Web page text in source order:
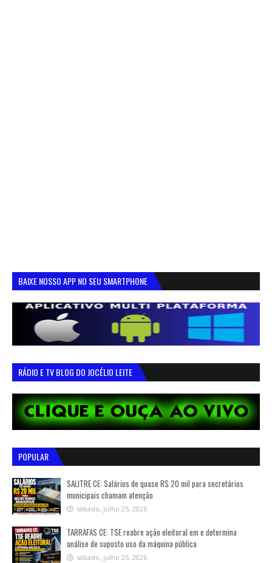
BAIXE NOSSO APP NO SEU SMARTPHONE
RÁDIO E TV BLOG DO JOCÉLIO LEITE
POPULAR
SALITRE CE: Salários de quase R$ 20 mil para secretários
municipais chamam atenção
sábado, julho 25, 2026
TARRAFAS CE: TSE reabre ação eleitoral em e determina
análise de suposto uso da máquina pública
sábado, julho 25, 2026